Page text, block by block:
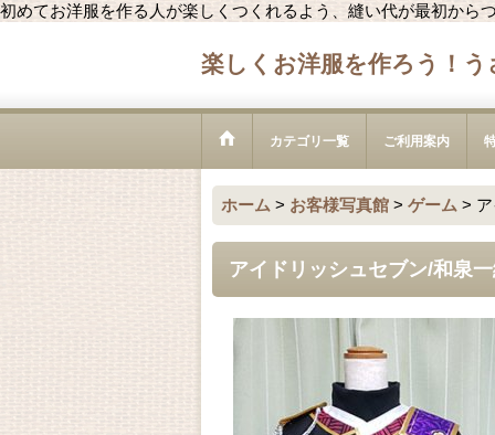
初めてお洋服を作る人が楽しくつくれるよう、縫い代が最初か
楽しくお洋服を作ろう！
カテゴリ一覧 ご利用案内
ホーム > お客様写真館 > ゲーム >
アイドリッシュセブン/和泉